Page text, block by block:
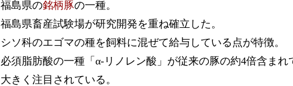
福島県の銘柄豚の一種。
福島県畜産試験場が研究開発を重ね確立した。
シソ科のエゴマの種を飼料に混ぜて給与している点が特徴。
必須脂肪酸の一種「α-リノレン酸」が従来の豚の約4倍含まれ
大きく注目されている。